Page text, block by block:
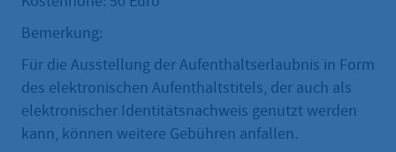
Bemerkung:
Für die Ausstellung der Aufenthaltserlaubnis in Form
des elektronischen Aufenthaltstitels, der auch als
elektronischer Identitätsnachweis genutzt werden
kann, können weitere Gebühren anfallen.